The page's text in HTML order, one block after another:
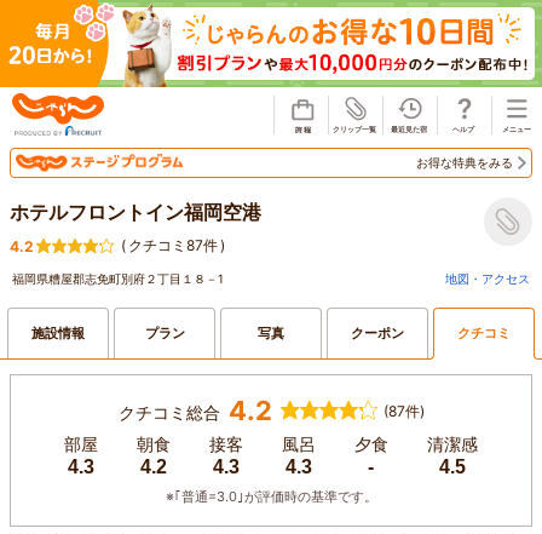
お得な特典をみる
ホテルフロントイン福岡空港
4.2 ( クチコミ87件)
福岡県糟屋郡志免町別府２丁目１８－1 地図・アクセス
施設情報 プラン 写真 クーポン クチコミ
クチコミ総合 4.2 (87件)
部屋
4.3
朝食
4.2
接客
4.3
風呂
4.3
夕食
-
清潔感
4.5
※｢普通=3.0｣が評価時の基準です。